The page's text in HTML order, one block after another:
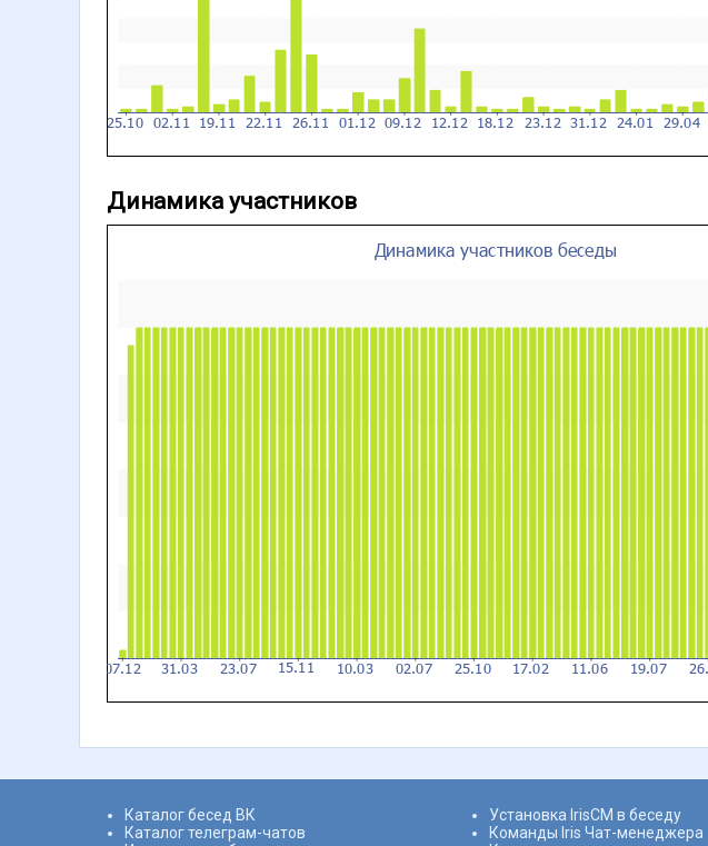
Динамика участников
Каталог бесед ВК
Каталог телеграм-чатов
Установка IrisCM в беседу
Команды Iris Чат-менеджера